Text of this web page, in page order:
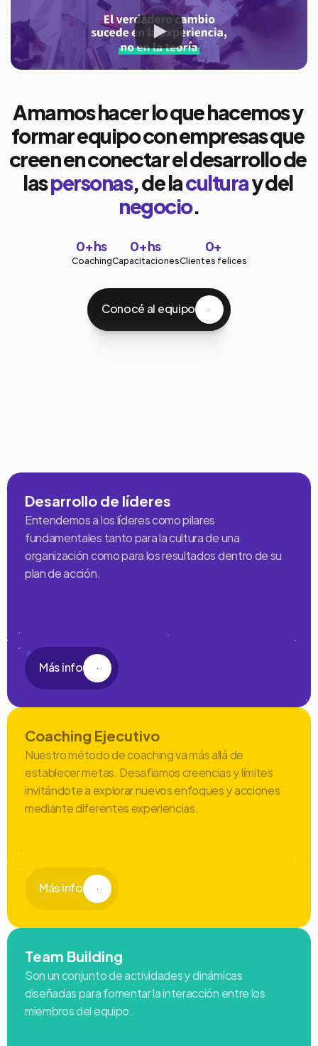
Amamos hacer lo que hacemos y
formar equipo con empresas que
creen en conectar el desarrollo de
las personas, de la cultura y del
negocio.
0+ hs
Coaching
0+ hs
Capacitaciones
0+
Clientes felices
Conocé al equipo
Desarrollo de líderes
Entendemos a los líderes como pilares
fundamentales tanto para la cultura de una
organización como para los resultados dentro de su
plan de acción.
Más info
Coaching Ejecutivo
Nuestro método de coaching va más allá de
establecer metas. Desafiamos creencias y límites
invitándote a explorar nuevos enfoques y acciones
mediante diferentes experiencias.
Más info
Team Building
Son un conjunto de actividades y dinámicas
diseñadas para fomentar la interacción entre los
miembros del equipo.